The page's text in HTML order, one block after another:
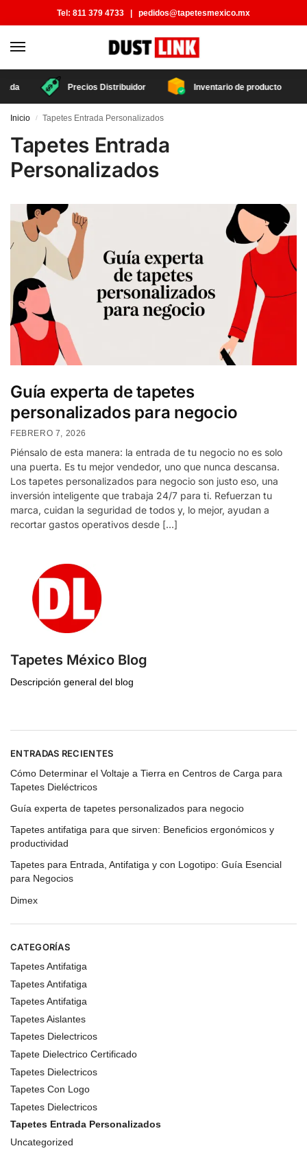
Tel: 811 379 4733 | pedidos@tapetesmexico.mx
Precios Distribuidor Inventario de producto
Inicio / Tapetes Entrada Personalizados
Tapetes Entrada
Personalizados
Guía experta de tapetes
personalizados para negocio
FEBRERO 7, 2026
Piénsalo de esta manera: la entrada de tu negocio no es solo
una puerta. Es tu mejor vendedor, uno que nunca descansa.
Los tapetes personalizados para negocio son justo eso, una
inversión inteligente que trabaja 24/7 para ti. Refuerzan tu
marca, cuidan la seguridad de todos y, lo mejor, ayudan a
recortar gastos operativos desde […]
Tapetes México Blog
Descripción general del blog
ENTRADAS RECIENTES
Cómo Determinar el Voltaje a Tierra en Centros de Carga para
Tapetes Dieléctricos
Guía experta de tapetes personalizados para negocio
Tapetes antifatiga para que sirven: Beneficios ergonómicos y
productividad
Tapetes para Entrada, Antifatiga y con Logotipo: Guía Esencial
para Negocios
Dimex
CATEGORÍAS
Tapetes Antifatiga
Tapetes Antifatiga
Tapetes Antifatiga
Tapetes Aislantes
Tapetes Dielectricos
Tapete Dielectrico Certificado
Tapetes Dielectricos
Tapetes Con Logo
Tapetes Dielectricos
Tapetes Entrada Personalizados
Uncategorized